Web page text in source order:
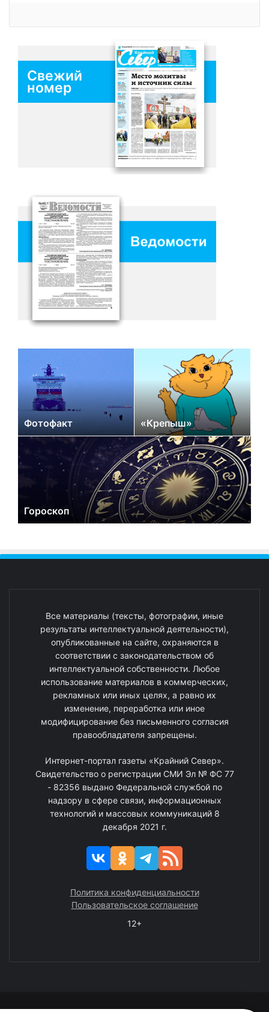
Свежий
номер
Фотофакт «Крепыш»
Гороскоп
Все материалы (тексты, фотографии, иные
результаты интеллектуальной деятельности),
опубликованные на сайте, охраняются в
соответствии с законодательством об
интеллектуальной собственности. Любое
использование материалов в коммерческих,
рекламных или иных целях, а равно их
изменение, переработка или иное
модифицирование без письменного согласия
правообладателя запрещены.
Интернет-портал газеты «Крайний Север».
Свидетельство о регистрации СМИ Эл № ФС 77
- 82356 выдано Федеральной службой по
надзору в сфере связи, информационных
технологий и массовых коммуникаций 8
декабря 2021 г.
Политика конфиденциальности
Пользовательское соглашение
12+